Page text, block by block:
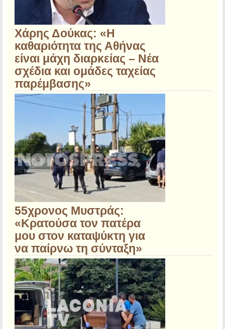
Χάρης Δούκας: «Η
καθαριότητα της Αθήνας
είναι μάχη διαρκείας – Νέα
σχέδια και ομάδες ταχείας
παρέμβασης»
55χρονος Μυστράς:
«Κρατούσα τον πατέρα
μου στον καταψύκτη για
να παίρνω τη σύνταξη»